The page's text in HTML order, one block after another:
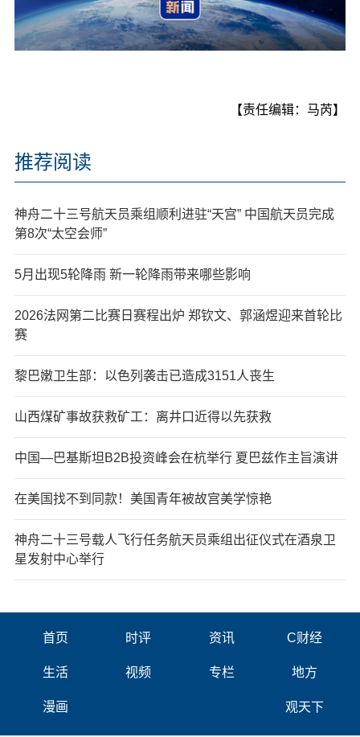
【责任编辑：马芮】
推荐阅读
神舟二十三号航天员乘组顺利进驻“天宫” 中国航天员完成
第8次“太空会师”
5月出现5轮降雨 新一轮降雨带来哪些影响
2026法网第二比赛日赛程出炉 郑钦文、郭涵煜迎来首轮比
赛
黎巴嫩卫生部：以色列袭击已造成3151人丧生
山西煤矿事故获救矿工：离井口近得以先获救
中国—巴基斯坦B2B投资峰会在杭举行 夏巴兹作主旨演讲
在美国找不到同款！美国青年被故宫美学惊艳
神舟二十三号载人飞行任务航天员乘组出征仪式在酒泉卫
星发射中心举行
首页 时评 资讯 C财经
生活 视频 专栏 地方
漫画 观天下